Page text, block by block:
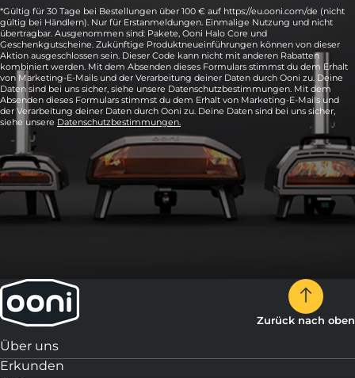
*Gültig für 30 Tage bei Bestellungen über 100 € auf https://eu.ooni.com/de (nicht
gültig bei Händlern). Nur für Erstanmeldungen. Einmalige Nutzung und nicht
übertragbar. Ausgenommen sind: Pakete, Ooni Halo Core und
Geschenkgutscheine. Zukünftige Produktneueinführungen können von dieser
Aktion ausgeschlossen sein. Dieser Code kann nicht mit anderen Rabatten
kombiniert werden. Mit dem Absenden dieses Formulars stimmst du dem Erhalt
von Marketing-E-Mails und der Verarbeitung deiner Daten durch Ooni zu. Deine
Daten sind bei uns sicher, siehe unsere Datenschutzbestimmungen. Mit dem
Absenden dieses Formulars stimmst du dem Erhalt von Marketing-E-Mails und
der Verarbeitung deiner Daten durch Ooni zu. Deine Daten sind bei uns sicher,
siehe unsere Datenschutzbestimmungen.
Zurück nach oben
Über uns
Erkunden